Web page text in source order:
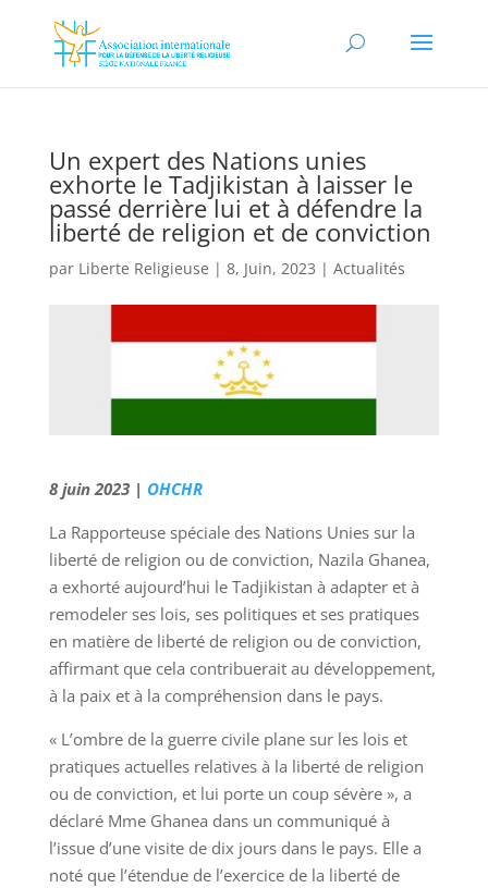
Un expert des Nations unies
exhorte le Tadjikistan à laisser le
passé derrière lui et à défendre la
liberté de religion et de conviction
par Liberte Religieuse | 8, Juin, 2023 | Actualités
8 juin 2023 | OHCHR
La Rapporteuse spéciale des Nations Unies sur la
liberté de religion ou de conviction, Nazila Ghanea,
a exhorté aujourd’hui le Tadjikistan à adapter et à
remodeler ses lois, ses politiques et ses pratiques
en matière de liberté de religion ou de conviction,
affirmant que cela contribuerait au développement,
à la paix et à la compréhension dans le pays.
« L’ombre de la guerre civile plane sur les lois et
pratiques actuelles relatives à la liberté de religion
ou de conviction, et lui porte un coup sévère », a
déclaré Mme Ghanea dans un communiqué à
l’issue d’une visite de dix jours dans le pays. Elle a
noté que l’étendue de l’exercice de la liberté de